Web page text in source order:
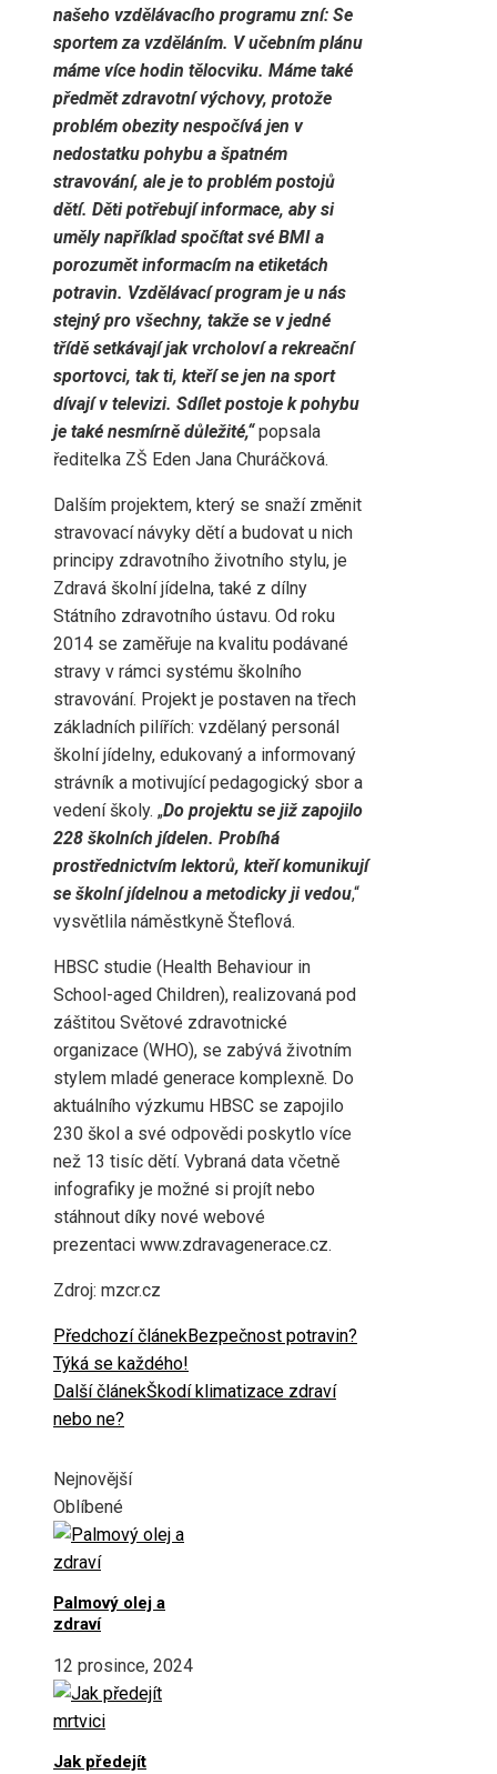
našeho vzdělávacího programu zní: Se
sportem za vzděláním. V učebním plánu
máme více hodin tělocviku. Máme také
předmět zdravotní výchovy, protože
problém obezity nespočívá jen v
nedostatku pohybu a špatném
stravování, ale je to problém postojů
dětí. Děti potřebují informace, aby si
uměly například spočítat své BMI a
porozumět informacím na etiketách
potravin. Vzdělávací program je u nás
stejný pro všechny, takže se v jedné
třídě setkávají jak vrcholoví a rekreační
sportovci, tak ti, kteří se jen na sport
dívají v televizi. Sdílet postoje k pohybu
je také nesmírně důležité,“popsala
ředitelka ZŠ Eden Jana Churáčková.
Dalším projektem, který se snaží změnit
stravovací návyky dětí a budovat u nich
principy zdravotního životního stylu, je
Zdravá školní jídelna, také z dílny
Státního zdravotního ústavu. Od roku
2014 se zaměřuje na kvalitu podávané
stravy v rámci systému školního
stravování. Projekt je postaven na třech
základních pilířích: vzdělaný personál
školní jídelny, edukovaný a informovaný
strávník a motivující pedagogický sbor a
vedení školy. „Do projektu se již zapojilo
228 školních jídelen. Probíhá
prostřednictvím lektorů, kteří komunikují
se školní jídelnou a metodicky ji vedou,“
vysvětlila náměstkyně Šteflová.
HBSC studie (Health Behaviour in
School-aged Children), realizovaná pod
záštitou Světové zdravotnické
organizace (WHO), se zabývá životním
stylem mladé generace komplexně. Do
aktuálního výzkumu HBSC se zapojilo
230 škol a své odpovědi poskytlo více
než 13 tisíc dětí. Vybraná data včetně
infografiky je možné si projít nebo
stáhnout díky nové webové
prezentaci www.zdravagenerace.cz.
Zdroj: mzcr.cz
Předchozí článekBezpečnost potravin?
Týká se každého!
Další článekŠkodí klimatizace zdraví
nebo ne?
Nejnovější
Oblíbené
Palmový olej a
zdraví
12 prosince, 2024
Jak předejít